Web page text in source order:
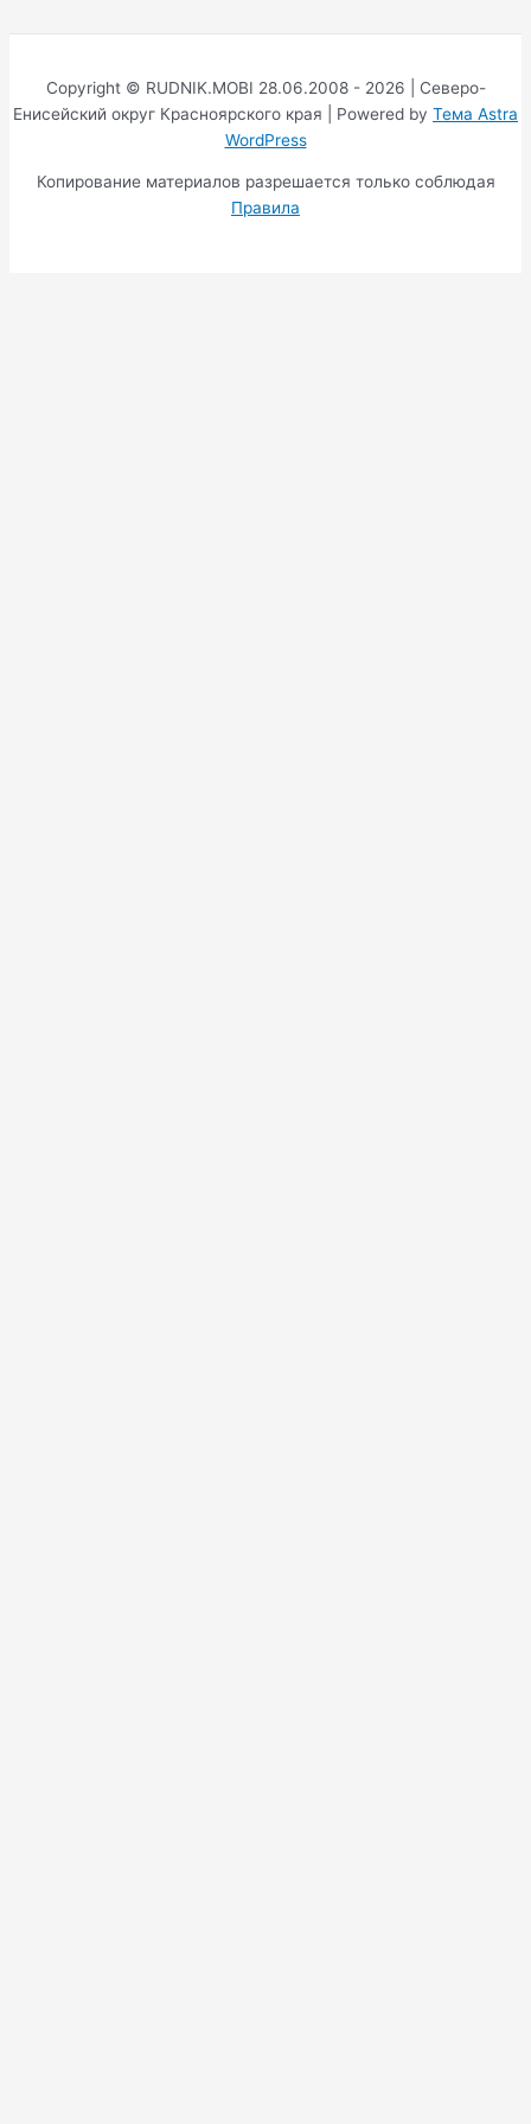
Copyright © RUDNIK.MOBI 28.06.2008 - 2026 | Северо-
Енисейский округ Красноярского края | Powered by Тема Astra
WordPress
Копирование материалов разрешается только соблюдая
Правила